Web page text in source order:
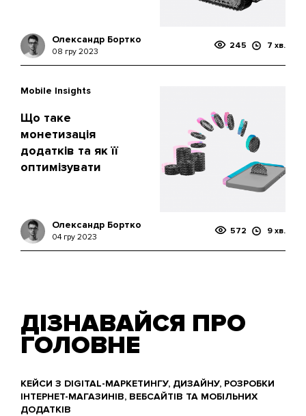
Олександр Бортко
08 гру 2023
245 7 хв.
Mobile Insights
Що таке
монетизація
додатків та як її
оптимізувати
Олександр Бортко
04 гру 2023
572 9 хв.
ДІЗНАВАЙСЯ ПРО
ГОЛОВНЕ
КЕЙСИ З DIGITAL-МАРКЕТИНГУ, ДИЗАЙНУ, РОЗРОБКИ
ІНТЕРНЕТ-МАГАЗИНІВ, ВЕБСАЙТІВ ТА МОБІЛЬНИХ
ДОДАТКІВ